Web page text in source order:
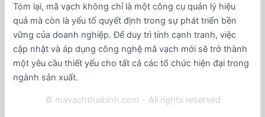
Tóm lại, mã vạch không chỉ là một công cụ quản lý hiệu
quả mà còn là yếu tố quyết định trong sự phát triển bền
vững của doanh nghiệp. Để duy trì tính cạnh tranh, việc
cập nhật và áp dụng công nghệ mã vạch mới sẽ trở thành
một yêu cầu thiết yếu cho tất cả các tổ chức hiện đại trong
ngành sản xuất.
© mavachthaibinh.com - All rights reserved